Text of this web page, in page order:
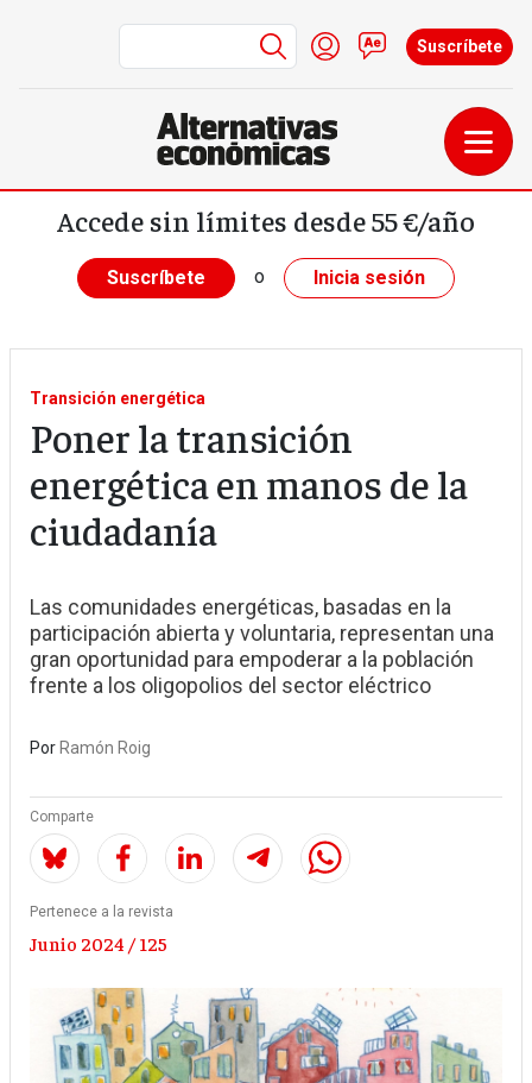
Pasar al contenido principal
Menú de cuenta de
Iniciar sesión
Contacto
Suscríbete
Accede sin límites desde 55 €/año
Suscríbete o Inicia sesión
Transición energética
Poner la transición
energética en manos de la
ciudadanía
Las comunidades energéticas, basadas en la
participación abierta y voluntaria, representan una
gran oportunidad para empoderar a la población
frente a los oligopolios del sector eléctrico
Por Ramón Roig
Comparte
Pertenece a la revista
Junio 2024 / 125